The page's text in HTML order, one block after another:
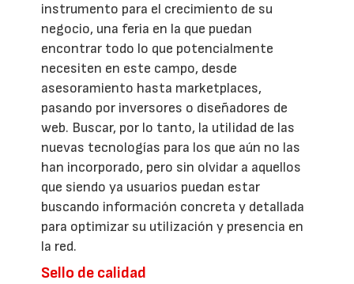
instrumento para el crecimiento de su
negocio, una feria en la que puedan
encontrar todo lo que potencialmente
necesiten en este campo, desde
asesoramiento hasta marketplaces,
pasando por inversores o diseñadores de
web. Buscar, por lo tanto, la utilidad de las
nuevas tecnologías para los que aún no las
han incorporado, pero sin olvidar a aquellos
que siendo ya usuarios puedan estar
buscando información concreta y detallada
para optimizar su utilización y presencia en
la red.
Sello de calidad